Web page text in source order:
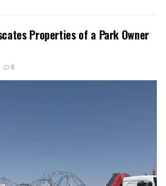
Properties of a Park Owner
0